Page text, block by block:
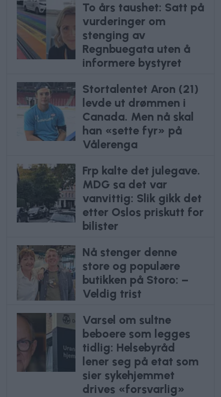
To års taushet: Satt på
vurderinger om
stenging av
Regnbuegata uten å
informere bystyret
Stortalentet Aron (21)
levde ut drømmen i
Canada. Men nå skal
han «sette fyr» på
Vålerenga
Frp kalte det julegave.
MDG sa det var
vanvittig: Slik gikk det
etter Oslos priskutt for
bilister
Nå stenger denne
store og populære
butikken på Storo: –
Veldig trist
Varsel om sultne
beboere som legges
tidlig: Helsebyråd
lener seg på etat som
sier sykehjemmet
drives «forsvarlig»